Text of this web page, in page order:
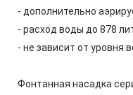
- дополнительно
- расход воды до 878
- не зависит от уровня
Фонтанная насадка